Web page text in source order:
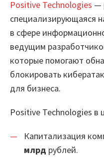
Для аналитиков
Для IT-
Вопросы и
Готовые
Интеграции
Positive Technologies —
специализирующаяся
в сфере
ведущим
которые помогают
блокировать
для бизнеса.
Positive Technologies в
Капитализация
млрд рублей.